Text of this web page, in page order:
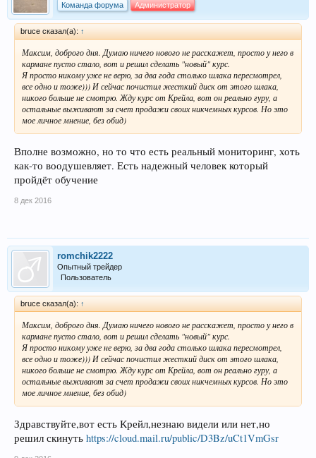
Команда форума
Администратор
bruce сказал(а): ↑
Максим, доброго дня. Думаю ничего нового не расскажет, просто у него в
кармане пусто стало, вот и решил сделать "новый" курс.
Я просто никому уже не верю, за два года столько шлака пересмотрел,
все одно и тоже))) И сейчас почистил жесткий диск от этого шлака,
никого больше не смотрю. Жду курс от Крейла, вот он реально гуру, а
остальные выживают за счет продажи своих никчемных курсов. Но это
мое личное мнение, без обид)
Вполне возможно, но то что есть реальный мониторинг, хоть
как-то воодушевляет. Есть надежный человек который
пройдёт обучение
8 дек 2016
romchik2222
Опытный трейдер
Пользователь
bruce сказал(а): ↑
Максим, доброго дня. Думаю ничего нового не расскажет, просто у него в
кармане пусто стало, вот и решил сделать "новый" курс.
Я просто никому уже не верю, за два года столько шлака пересмотрел,
все одно и тоже))) И сейчас почистил жесткий диск от этого шлака,
никого больше не смотрю. Жду курс от Крейла, вот он реально гуру, а
остальные выживают за счет продажи своих никчемных курсов. Но это
мое личное мнение, без обид)
Здравствуйте,вот есть Крейл,незнаю видели или нет,но
решил скинуть https://cloud.mail.ru/public/D3Bz/uCt1VmGsr